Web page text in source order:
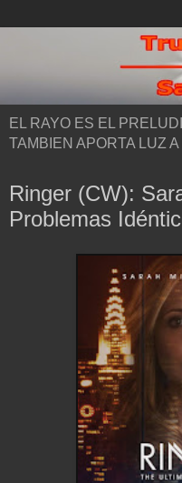
EL RAYO ES EL
TAMBIEN APORTA LUZ
Ringer (CW):
Problemas